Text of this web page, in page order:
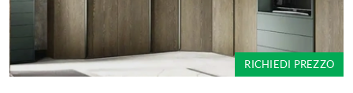
RICHIEDI PREZZO